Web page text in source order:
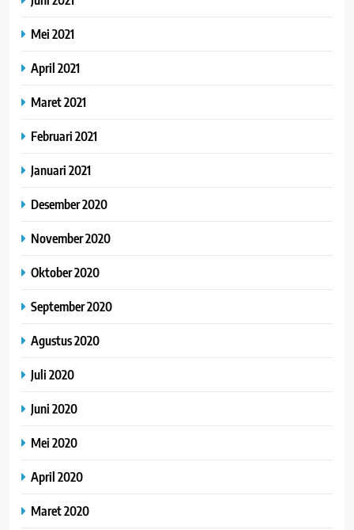
Mei 2021
April 2021
Maret 2021
Februari 2021
Januari 2021
Desember 2020
November 2020
Oktober 2020
September 2020
Agustus 2020
Juli 2020
Juni 2020
Mei 2020
April 2020
Maret 2020